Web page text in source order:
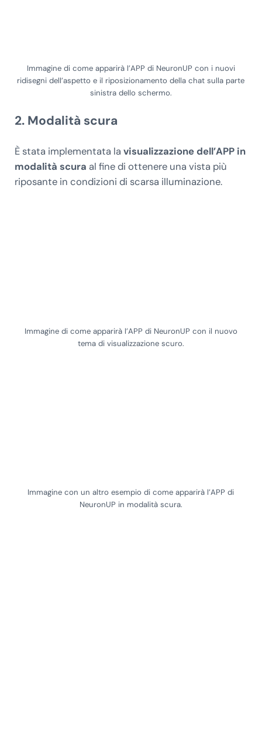
Immagine di come apparirà l’APP di NeuronUP con i nuovi
ridisegni dell’aspetto e il riposizionamento della chat sulla parte
sinistra dello schermo.
2. Modalità scura
È stata implementata la visualizzazione dell’APP in
modalità scura al fine di ottenere una vista più
riposante in condizioni di scarsa illuminazione.
Immagine di come apparirà l’APP di NeuronUP con il nuovo
tema di visualizzazione scuro.
Immagine con un altro esempio di come apparirà l’APP di
NeuronUP in modalità scura.